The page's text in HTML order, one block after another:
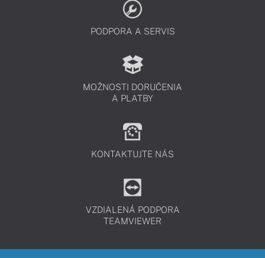
PODPORA A SERVIS
MOŽNOSTI DORUČENIA
A PLATBY
KONTAKTUJTE NÁS
VZDIALENÁ PODPORA
TEAMVIEWER